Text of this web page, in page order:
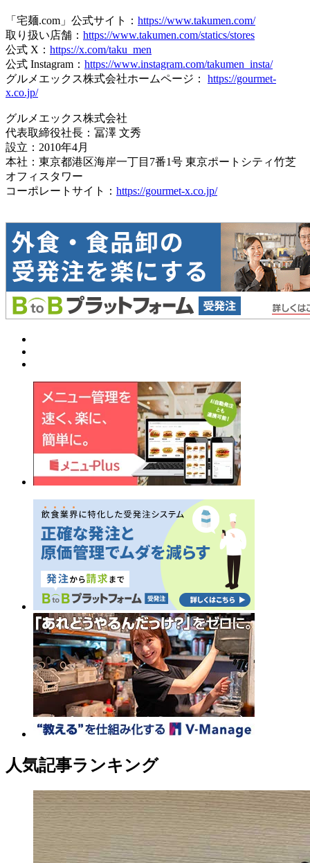
「宅麺.com」公式サイト： https://www.takumen.com/
取り扱い店舗： https://www.takumen.com/statics/stores
公式 X： https://x.com/taku_men
公式 Instagram： https://www.instagram.com/takumen_insta/
グルメエックス株式会社ホームページ： https://gourmet-
x.co.jp/
グルメエックス株式会社
代表取締役社長：冨澤 文秀
設立：2010年4月
本社：東京都港区海岸一丁目7番1号 東京ポートシティ竹芝
オフィスタワー
コーポレートサイト： https://gourmet-x.co.jp/
人気記事ランキング